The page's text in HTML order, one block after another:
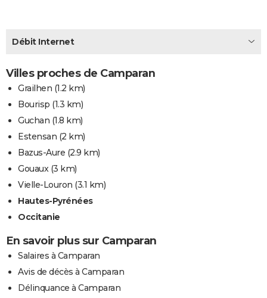
GUIDES D'ACHAT
CARTE DE VOEUX
Carte de Noël
Carte Bonne année
Carte Saint-Valentin
Carte Pâques
Carte d'anniversaire
DICTIONNAIRE
Dictionnaire
Biographies
Citations
Expressions
Proverbes
PROGRAMME TV
COPAINS D'AVANT
S'inscrire
Se connecter
Lycées
Collèges
Primaires
Universités
Entreprises
Service militaire
Avis de recherche
AVIS DE DÉCÈS
Débit Internet
Villes proches de Camparan
Grailhen (1.2 km)
Bourisp (1.3 km)
Guchan (1.8 km)
Estensan (2 km)
Bazus-Aure (2.9 km)
Gouaux(3 km)
Vielle-Louron (3.1 km)
Hautes-Pyrénées
Occitanie
En savoir plus sur Camparan
Salaires à Camparan
Avis de décès à Camparan
Délinquance à Camparan